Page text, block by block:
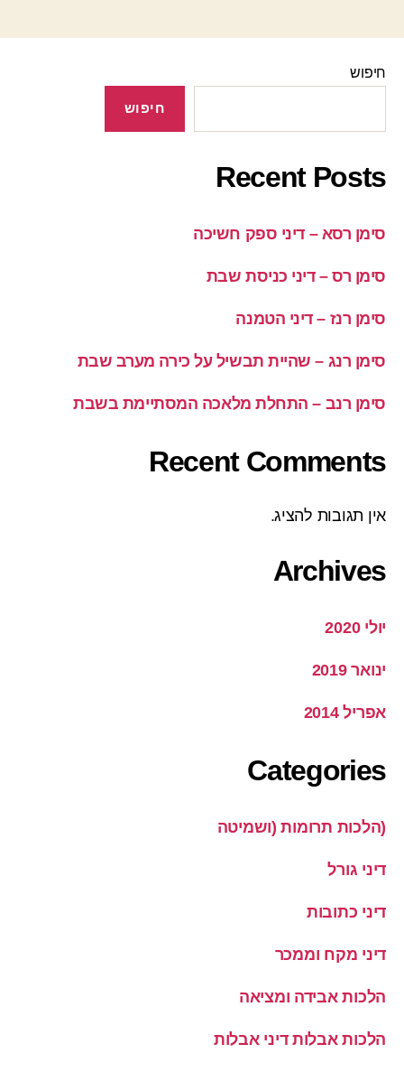
חיפוש
חיפוש
Recent Posts
סימן רסא – דיני ספק חשיכה
סימן רס – דיני כניסת שבת
סימן רנז – דיני הטמנה
סימן רנג – שהיית תבשיל על כירה מערב שבת
סימן רנב – התחלת מלאכה המסתיימת בשבת
Recent Comments
אין תגובות להציג.
Archives
יולי 2020
ינואר 2019
אפריל 2014
Categories
(הלכות תרומות (ושמיטה
דיני גורל
דיני כתובות
דיני מקח וממכר
הלכות אבידה ומציאה
הלכות אבלות דיני אבלות